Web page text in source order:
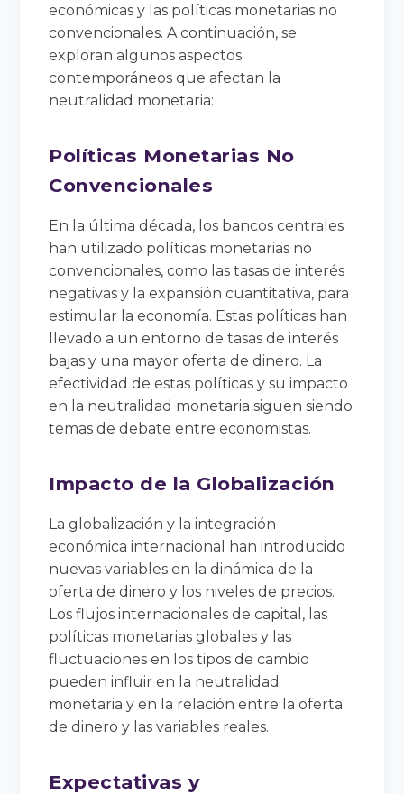
económicas y las políticas monetarias no
convencionales. A continuación, se
exploran algunos aspectos
contemporáneos que afectan la
neutralidad monetaria:
Políticas Monetarias No
Convencionales
En la última década, los bancos centrales
han utilizado políticas monetarias no
convencionales, como las tasas de interés
negativas y la expansión cuantitativa, para
estimular la economía. Estas políticas han
llevado a un entorno de tasas de interés
bajas y una mayor oferta de dinero. La
efectividad de estas políticas y su impacto
en la neutralidad monetaria siguen siendo
temas de debate entre economistas.
Impacto de la Globalización
La globalización y la integración
económica internacional han introducido
nuevas variables en la dinámica de la
oferta de dinero y los niveles de precios.
Los flujos internacionales de capital, las
políticas monetarias globales y las
fluctuaciones en los tipos de cambio
pueden influir en la neutralidad
monetaria y en la relación entre la oferta
de dinero y las variables reales.
Expectativas y